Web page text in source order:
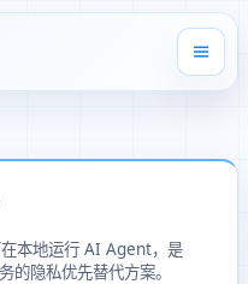
本地运行 AI Agent，是
隐私优先替代方案。